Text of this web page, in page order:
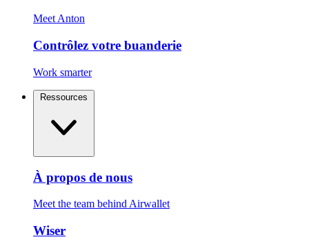
Meet Anton
Contrôlez votre buanderie
Work smarter
À propos de nous
Meet the team behind Airwallet
Wiser